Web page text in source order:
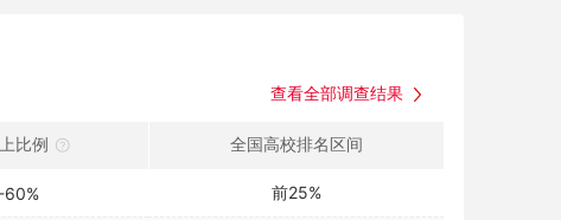
查看全部调查结果
比例 全国高校排名区间
60% 前25%